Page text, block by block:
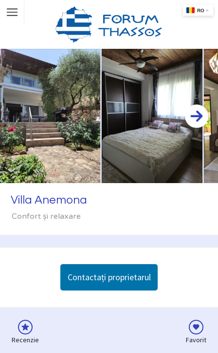
Villa Anemona
Confort și relaxare
Contactați proprietarul
Recenzie Favorit